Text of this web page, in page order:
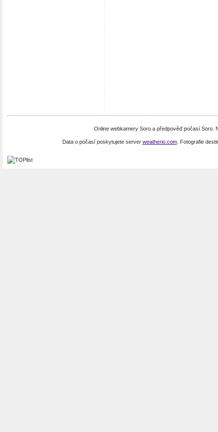
Online webkamery Soro a předpověď počasí
Data o počasí poskytujete server weatherio.com. Fotografie